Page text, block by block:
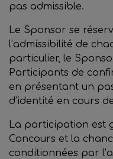
pas admissible.
Le Sponsor se
l’admissibilité de
particulier, le
Participants de
en présentant un
d’identité en cours
La participation est
Concours et la
conditionnées par